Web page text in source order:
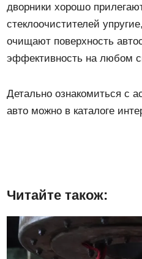
дворники хорошо
стеклоочистителей
очищают поверхность
эффективность на любом
Детально ознакомиться с
авто можно в каталоге
Читайте також: